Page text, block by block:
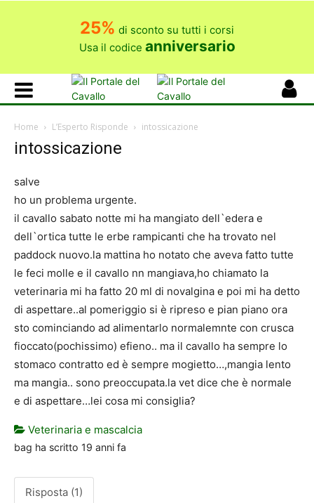
25% di sconto su tutti i corsi
Usa il codice anniversario
Home L’Esperto Risponde intossicazione
intossicazione
salve
ho un problema urgente.
il cavallo sabato notte mi ha mangiato dell`edera e
dell`ortica tutte le erbe rampicanti che ha trovato nel
paddock nuovo.la mattina ho notato che aveva fatto tutte
le feci molle e il cavallo nn mangiava,ho chiamato la
veterinaria mi ha fatto 20 ml di novalgina e poi mi ha detto
di aspettare..al pomeriggio si è ripreso e pian piano ora
sto cominciando ad alimentarlo normalemnte con crusca
fioccato(pochissimo) efieno.. ma il cavallo ha sempre lo
stomaco contratto ed è sempre mogietto…,mangia lento
ma mangia.. sono preoccupata.la vet dice che è normale
e di aspettare…lei cosa mi consiglia?
Veterinaria e mascalcia
bag ha scritto 19 anni fa
Risposta (1)